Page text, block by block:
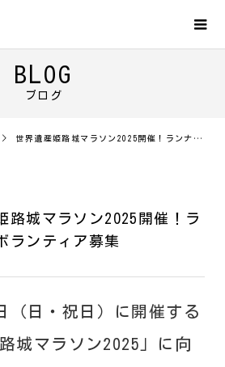
BLOG
ブログ
世界遺産姫路城マラソン2025開催！ランナー＆ボランティア募集
路城マラソン2025開催！ラ
ランティア募集
（日・祝日）に開催する
城マラソン2025」に向